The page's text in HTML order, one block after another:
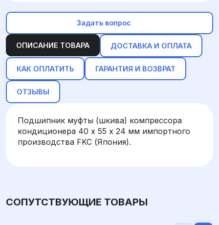
ОПИСАНИЕ ТОВАРА ДОСТАВКА И ОПЛАТА
КАК ОПЛАТИТЬ ГАРАНТИЯ И ВОЗВРАТ
ОТЗЫВЫ
Подшипник муфты (шкива) компрессора
кондиционера 40 х 55 х 24 мм импортного
производства FKC (Япония).
Задать вопрос
СОПУТСТВУЮЩИЕ ТОВАРЫ